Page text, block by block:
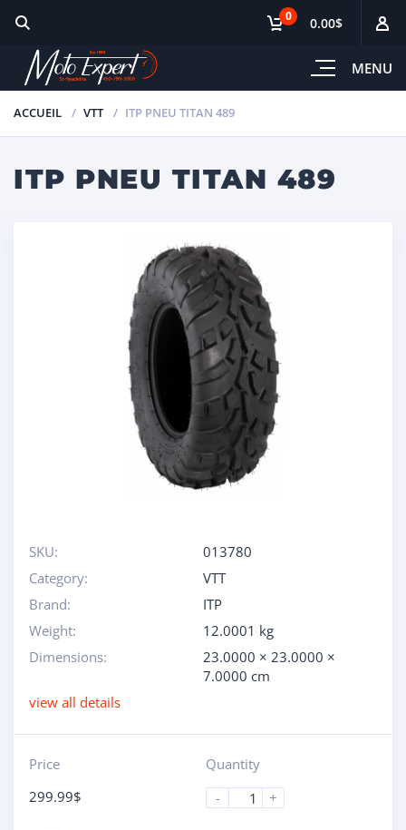
MENU
0 0.00$
ACCUEIL VTT ITP PNEU TITAN 489
ITP PNEU TITAN 489
SKU:
013780
Category:
VTT
Brand:
ITP
Weight:
12.0001 kg
Dimensions:
23.0000 × 23.0000 ×
7.0000 cm
view all details
Price
299.99$
Quantity
-
+